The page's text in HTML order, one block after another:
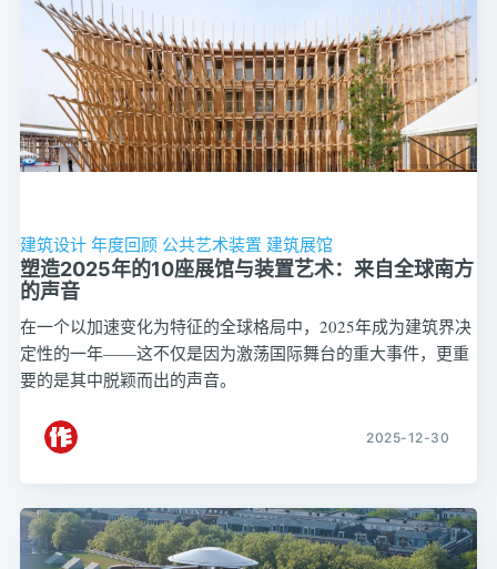
建筑设计 年度回顾 公共艺术装置 建筑展馆
塑造2025年的10座展馆与装置艺术：来自全球南方
的声音
在一个以加速变化为特征的全球格局中，2025年成为建筑界决
定性的一年——这不仅是因为激荡国际舞台的重大事件，更重
要的是其中脱颖而出的声音。
2025-12-30